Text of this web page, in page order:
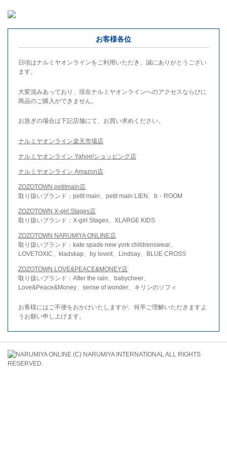
お客様各位
日頃はナルミヤオンラインをご利用いただき、誠にありがとうござい
ます。
大変混みあっており、現在ナルミヤオンラインへのアクセスならびに
商品のご購入ができません。
お急ぎの場合は下記店舗にて、お買い求めください。
ナルミヤオンライン楽天市場店
ナルミヤオンライン Yahoo!ショッピング店
ナルミヤオンライン Amazon店
ZOZOTOWN petitmain店
取り扱いブランド：petit main、petit main LIEN、b・ROOM
ZOZOTOWN X-girl Stages店
取り扱いブランド：X-girl Stages、XLARGE KIDS
ZOZOTOWN NARUMIYA ONLINE店
取り扱いブランド：kate spade new york childrenswear、
LOVETOXIC、kladskap、by loveit、Lindsay、BLUE CROSS
ZOZOTOWN LOVE&PEACE&MONEY店
取り扱いブランド：After the rain、babycheer、
Love&Peace&Money、sense of wonder、キリンのソフィ
お客様にはご不便をおかけいたしますが、何卒ご理解いただきますよ
うお願い申し上げます。